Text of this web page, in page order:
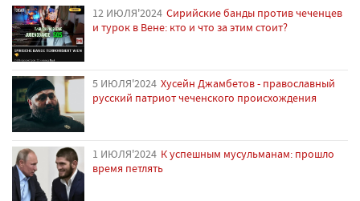
12 ИЮЛЯ'2024 Сирийские банды против чеченцев
и турок в Вене: кто и что за этим стоит?
5 ИЮЛЯ'2024 Хусейн Джамбетов - православный
русский патриот чеченского происхождения
1 ИЮЛЯ'2024 К успешным мусульманам: прошло
время петлять